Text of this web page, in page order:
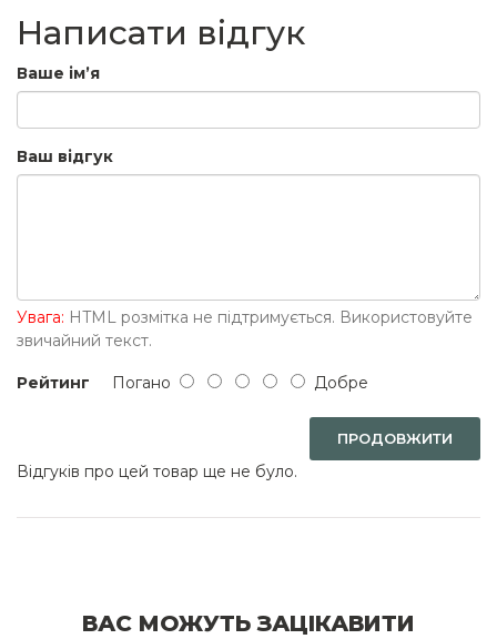
Написати відгук
Ваше ім’я
Ваш відгук
Увага: HTML розмітка не підтримується. Використовуйте
звичайний текст.
Рейтинг Погано Добре
ПРОДОВЖИТИ
Відгуків про цей товар ще не було.
ВАС МОЖУТЬ ЗАЦІКАВИТИ